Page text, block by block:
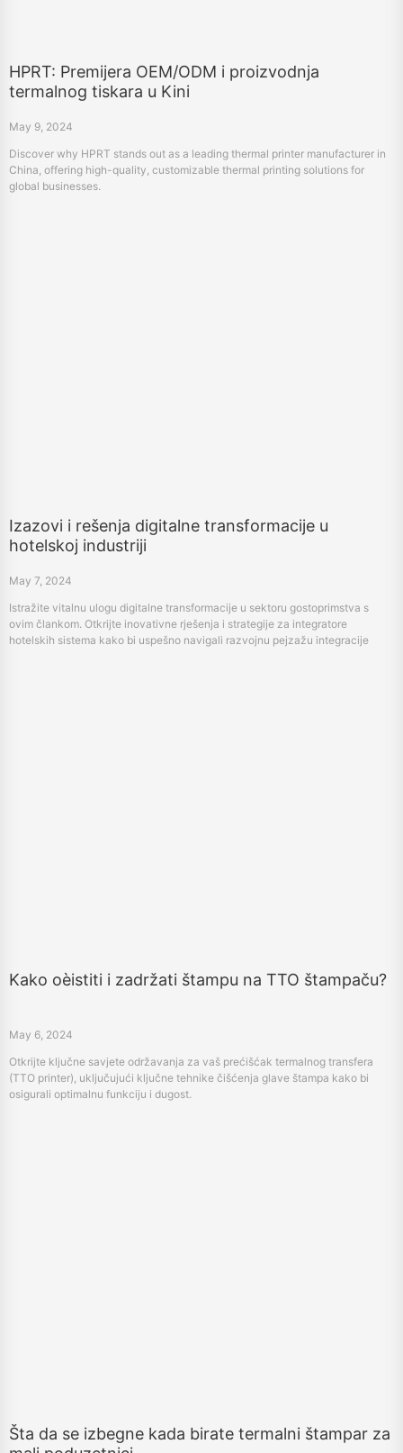
HPRT: Premijera OEM/ODM i proizvodnja
termalnog tiskara u Kini
May 9, 2024
Discover why HPRT stands out as a leading thermal printer manufacturer in
China, offering high-quality, customizable thermal printing solutions for
global businesses.
Izazovi i rešenja digitalne transformacije u
hotelskoj industriji
May 7, 2024
Istražite vitalnu ulogu digitalne transformacije u sektoru gostoprimstva s
ovim člankom. Otkrijte inovativne rješenja i strategije za integratore
hotelskih sistema kako bi uspešno navigali razvojnu pejzažu integracije
Kako oèistiti i zadržati štampu na TTO štampaču?
May 6, 2024
Otkrijte ključne savjete održavanja za vaš prećišćak termalnog transfera
(TTO printer), uključujući ključne tehnike čišćenja glave štampa kako bi
osigurali optimalnu funkciju i dugost.
Šta da se izbegne kada birate termalni štampar za